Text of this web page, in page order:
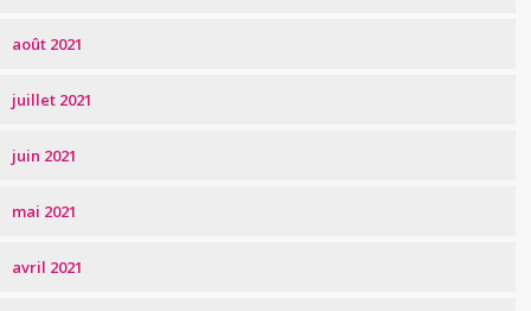
août 2021
juillet 2021
juin 2021
mai 2021
avril 2021